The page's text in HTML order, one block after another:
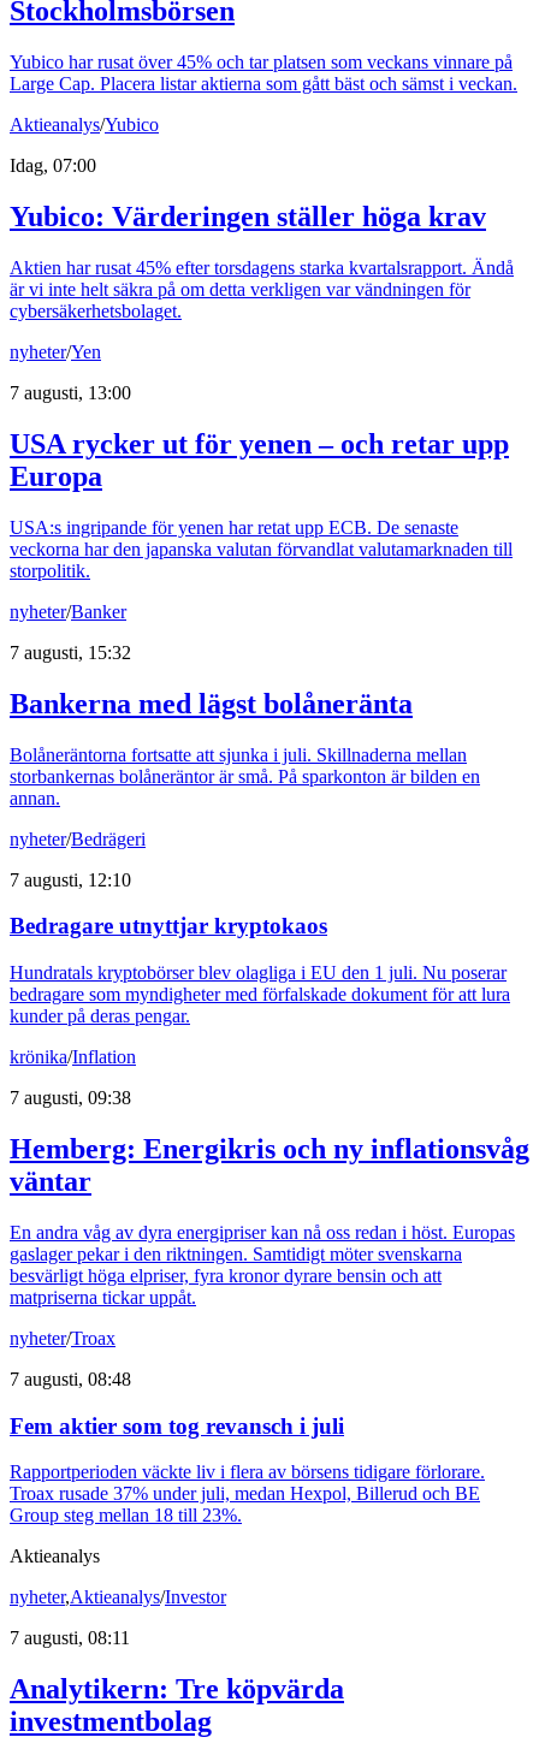
Stockholmsbörsen
Yubico har rusat över 45% och tar platsen som veckans vinnare på
Large Cap. Placera listar aktierna som gått bäst och sämst i veckan.
Aktieanalys/Yubico
Idag, 07:00
Yubico: Värderingen ställer höga krav
Aktien har rusat 45% efter torsdagens starka kvartalsrapport. Ändå
är vi inte helt säkra på om detta verkligen var vändningen för
cybersäkerhetsbolaget.
nyheter/Yen
7 augusti, 13:00
USA rycker ut för yenen – och retar upp
Europa
USA:s ingripande för yenen har retat upp ECB. De senaste
veckorna har den japanska valutan förvandlat valutamarknaden till
storpolitik.
nyheter/Banker
7 augusti, 15:32
Bankerna med lägst bolåneränta
Bolåneräntorna fortsatte att sjunka i juli. Skillnaderna mellan
storbankernas bolåneräntor är små. På sparkonton är bilden en
annan.
nyheter/Bedrägeri
7 augusti, 12:10
Bedragare utnyttjar kryptokaos
Hundratals kryptobörser blev olagliga i EU den 1 juli. Nu poserar
bedragare som myndigheter med förfalskade dokument för att lura
kunder på deras pengar.
krönika/Inflation
7 augusti, 09:38
Hemberg: Energikris och ny inflationsvåg
väntar
En andra våg av dyra energipriser kan nå oss redan i höst. Europas
gaslager pekar i den riktningen. Samtidigt möter svenskarna
besvärligt höga elpriser, fyra kronor dyrare bensin och att
matpriserna tickar uppåt.
nyheter/Troax
7 augusti, 08:48
Fem aktier som tog revansch i juli
Rapportperioden väckte liv i flera av börsens tidigare förlorare.
Troax rusade 37% under juli, medan Hexpol, Billerud och BE
Group steg mellan 18 till 23%.
Aktieanalys
nyheter,Aktieanalys/Investor
7 augusti, 08:11
Analytikern: Tre köpvärda
investmentbolag